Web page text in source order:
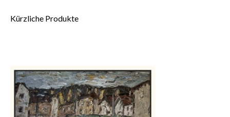
Kürzliche Produkte